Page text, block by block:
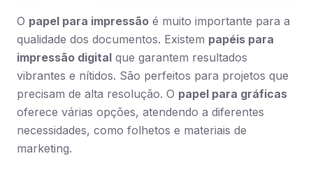
O papel para impressão é muito importante para a
qualidade dos documentos. Existem papéis para
impressão digital que garantem resultados
vibrantes e nítidos. São perfeitos para projetos que
precisam de alta resolução. O papel para gráficas
oferece várias opções, atendendo a diferentes
necessidades, como folhetos e materiais de
marketing.